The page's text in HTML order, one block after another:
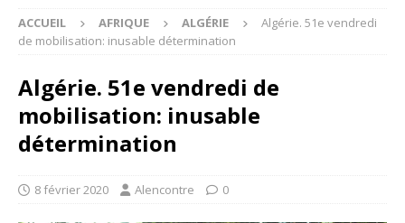
ACCUEIL AFRIQUE ALGÉRIE
Algérie. 51e vendredi
de mobilisation: inusable détermination
Algérie. 51e vendredi de
mobilisation: inusable
détermination
8 février 2020 Alencontre 0